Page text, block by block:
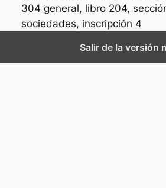
304 general, libro 204,
sociedades, inscripción 4
Salir de la versión